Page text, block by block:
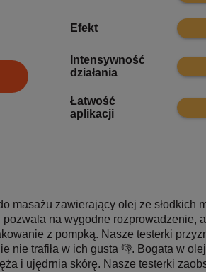
Efekt 7.9
Intensywność
działania
7.6
Łatwość
aplikacji
8.3
masażu zawierający olej ze słodkich
na wygodne rozprowadzenie,
z pompką. Nasze testerki
nie trafiła w ich gusta 👎. Bogata w
i ujędrnia skórę. Nasze testerki